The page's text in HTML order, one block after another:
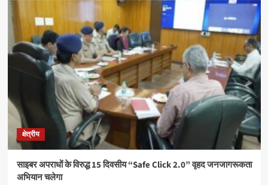
क्षेत्रीय
साइबर अपराधों के विरुद्ध 15 दिवसीय “Safe Click 2.0” वृहद जनजागरूकता
अभियान चलेगा